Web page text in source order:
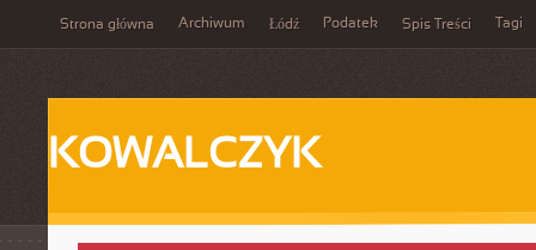
Strona główna Archiwum Łódź Podatek Spis Treści Tagi
KOWALCZYK